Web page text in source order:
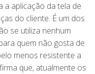
a aplicação da tela de
do cliente. É um dos
se utiliza nenhum
quem não gosta de
menos resistente a
que, atualmente os